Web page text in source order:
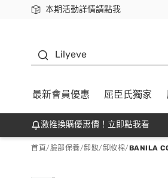
本期活動詳情請點我
下載app最高回饋$350
Lilyeve
最新會員優惠 屈臣氏獨家
激推換購優惠價！立即點我看
首頁/臉部保養/卸妝/卸妝棉/BANILA